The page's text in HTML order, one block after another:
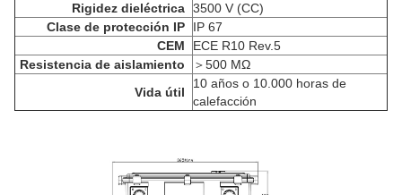
Rigidez dieléctrica 3500 V (CC)
Clase de protección IP
IP 67
CEM
ECE R10 Rev.5
Resistencia de aislamiento
＞500 MΩ
Vida útil
10 años o 10.000 horas de
calefacción